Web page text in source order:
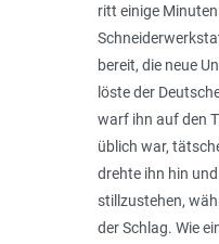
ritt einige
bereit, die neue
löste der
warf ihn auf den
üblich war,
drehte ihn hin
stillzustehen,
der Schlag. Wie